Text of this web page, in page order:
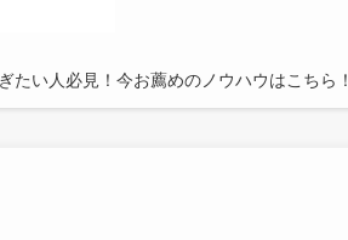
たい人必見！今お薦めのノウハウはこちら！